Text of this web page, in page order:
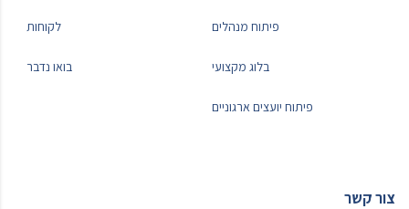
פיתוח מנהלים לקוחות
בלוג מקצועי בואו נדבר
פיתוח יועצים ארגוניים
צור קשר